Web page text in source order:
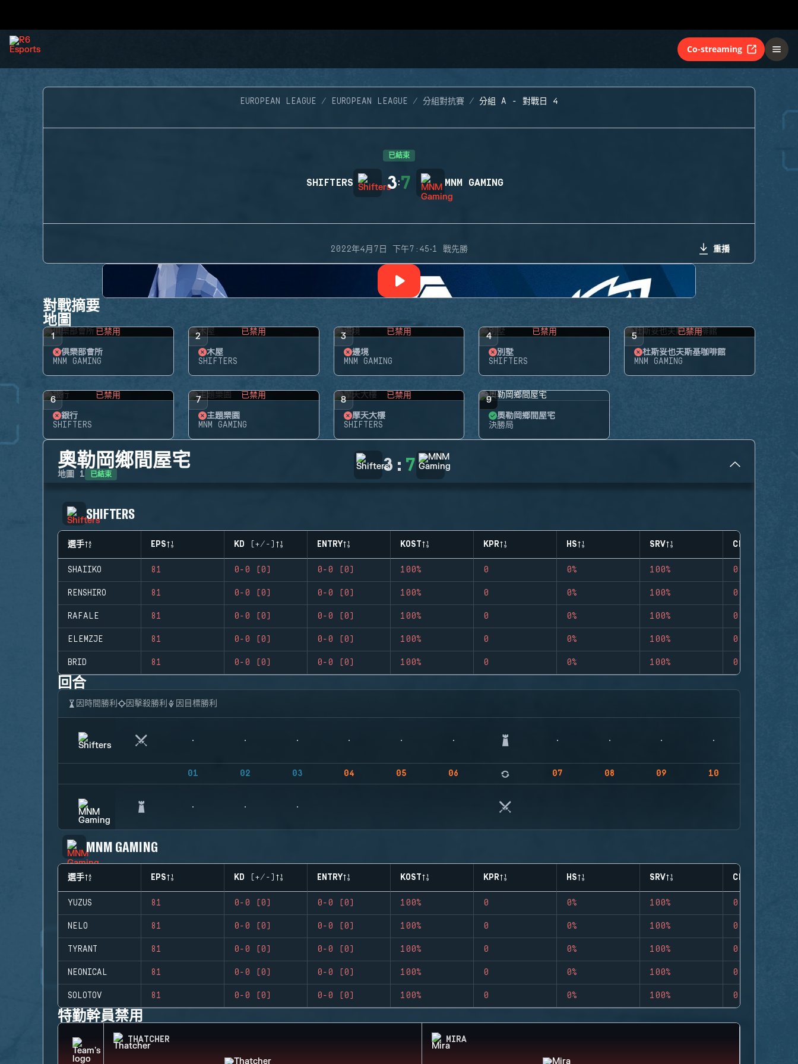
Co-streaming
EUROPEAN LEAGUE EUROPEAN LEAGUE 分組對抗賽 分組 A - 對戰日 4
已結束
SHIFTERS 3:7 MNM GAMING
2022年4月7日 下午7:45·1 戰先勝 重播
對戰摘要
地圖
1 已禁用
俱樂部會所
MNM GAMING
2 已禁用
木屋
SHIFTERS
3 已禁用
邊境
MNM GAMING
4 已禁用
別墅
SHIFTERS
5 已禁用
杜斯妥也夫斯基咖啡館
MNM GAMING
6 已禁用
銀行
SHIFTERS
7 已禁用
主題樂園
MNM GAMING
8 已禁用
摩天大樓
SHIFTERS
9
奧勒岡鄉間屋宅
決勝局
奧勒岡鄉間屋宅
地圖 1 已結束 3 : 7
SHIFTERS
選手 EPS KD (+/-) ENTRY KOST KPR HS SRV CLUTCHES
SHAIIKO 81 0-0 (0) 0-0 (0) 100% 0 0% 100% 0
RENSHIRO 81 0-0 (0) 0-0 (0) 100% 0 0% 100% 0
RAFALE 81 0-0 (0) 0-0 (0) 100% 0 0% 100% 0
ELEMZJE 81 0-0 (0) 0-0 (0) 100% 0 0% 100% 0
BRID 81 0-0 (0) 0-0 (0) 100% 0 0% 100% 0
回合
因時間勝利 因擊殺勝利 因目標勝利
01 02 03 04 05 06 07 08 09 10
MNM GAMING
選手 EPS KD (+/-) ENTRY KOST KPR HS SRV CLUTCHES
YUZUS 81 0-0 (0) 0-0 (0) 100% 0 0% 100% 0
NELO 81 0-0 (0) 0-0 (0) 100% 0 0% 100% 0
TYRANT 81 0-0 (0) 0-0 (0) 100% 0 0% 100% 0
NEONICAL 81 0-0 (0) 0-0 (0) 100% 0 0% 100% 0
SOLOTOV 81 0-0 (0) 0-0 (0) 100% 0 0% 100% 0
特勤幹員禁用
THATCHER MIRA